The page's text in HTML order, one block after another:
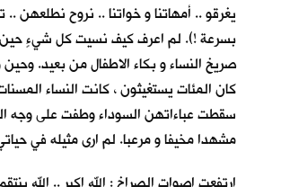
يغرقو .. أمهاتنا و خواتنا .. نروح نطلعهن ..
بسرعة !). لم اعرف كيف نسيت كل شيءٍ
صريخ النساء و بكاء الاطفال من بعيد. وحين
كان المئات يستغيثون ، كانت النساء
سقطت عباءاتهن السوداء وطفت على وجه
مشهدا مخيفا و مرعبا. لم ارى مثيله في